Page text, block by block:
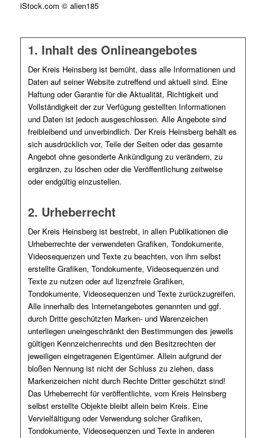
iStock.com © alien185
1. Inhalt des Onlineangebotes
Der Kreis Heinsberg ist bemüht, dass alle Informationen und
Daten auf seiner Website zutreffend und aktuell sind. Eine
Haftung oder Garantie für die Aktualität, Richtigkeit und
Vollständigkeit der zur Verfügung gestellten Informationen
und Daten ist jedoch ausgeschlossen. Alle Angebote sind
freibleibend und unverbindlich. Der Kreis Heinsberg behält es
sich ausdrücklich vor, Teile der Seiten oder das gesamte
Angebot ohne gesonderte Ankündigung zu verändern, zu
ergänzen, zu löschen oder die Veröffentlichung zeitweise
oder endgültig einzustellen.
2. Urheberrecht
Der Kreis Heinsberg ist bestrebt, in allen Publikationen die
Urheberrechte der verwendeten Grafiken, Tondokumente,
Videosequenzen und Texte zu beachten, von ihm selbst
erstellte Grafiken, Tondokumente, Videosequenzen und
Texte zu nutzen oder auf lizenzfreie Grafiken,
Tondokumente, Videosequenzen und Texte zurückzugreifen.
Alle innerhalb des Internetangebotes genannten und ggf.
durch Dritte geschützten Marken- und Warenzeichen
unterliegen uneingeschränkt den Bestimmungen des jeweils
gültigen Kennzeichenrechts und den Besitzrechten der
jeweiligen eingetragenen Eigentümer. Allein aufgrund der
bloßen Nennung ist nicht der Schluss zu ziehen, dass
Markenzeichen nicht durch Rechte Dritter geschützt sind!
Das Urheberrecht für veröffentlichte, vom Kreis Heinsberg
selbst erstellte Objekte bleibt allein beim Kreis. Eine
Vervielfältigung oder Verwendung solcher Grafiken,
Tondokumente, Videosequenzen und Texte in anderen